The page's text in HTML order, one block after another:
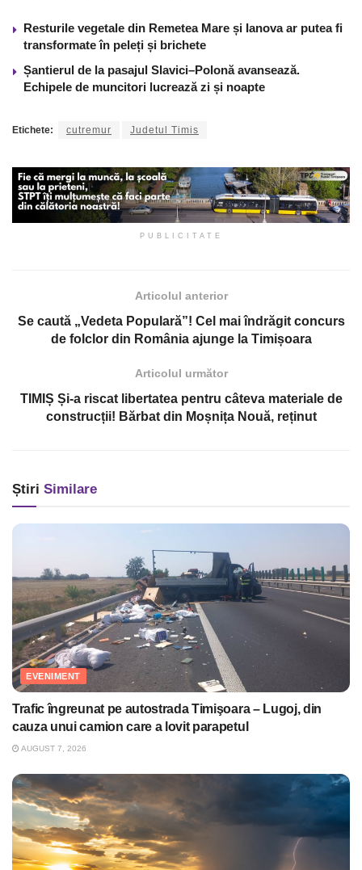
Resturile vegetale din Remetea Mare și Ianova ar putea fi
transformate în peleți și brichete
Șantierul de la pasajul Slavici–Polonă avansează.
Echipele de muncitori lucrează zi și noapte
Etichete: cutremur Judetul Timis
PUBLICITATE
Articolul anterior
Se caută „Vedeta Populară”! Cel mai îndrăgit concurs
de folclor din România ajunge la Timișoara
Articolul următor
TIMIȘ Și-a riscat libertatea pentru câteva materiale de
construcții! Bărbat din Moșnița Nouă, reținut
Știri Similare
EVENIMENT
Trafic îngreunat pe autostrada Timişoara – Lugoj, din
cauza unui camion care a lovit parapetul
AUGUST 7, 2026